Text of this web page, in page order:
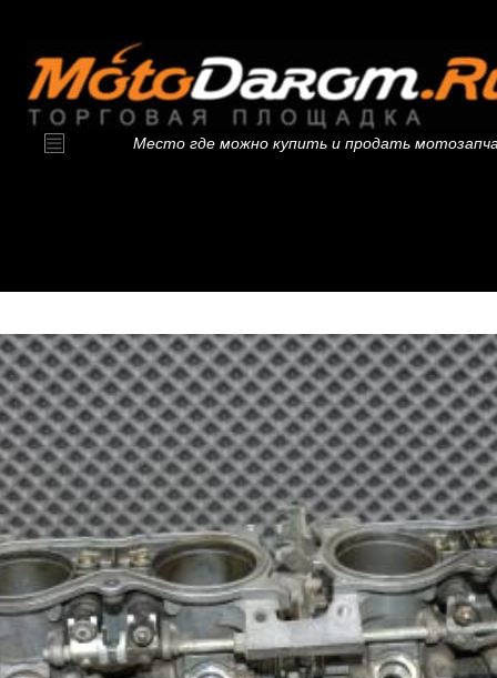
Место где можно купить и продать